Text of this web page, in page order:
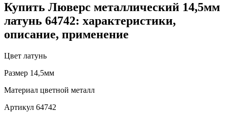
Купить Люверс металлический 14,5мм
латунь 64742: характеристики,
описание, применение
Цвет латунь
Размер 14,5мм
Материал цветной металл
Артикул 64742